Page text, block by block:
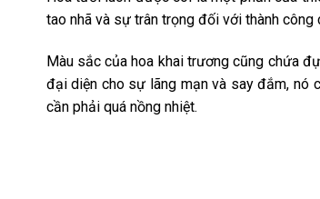
tao nhã và sự trân trọng đối với thành công
Màu sắc của hoa khai trương cũng chứa
đại diện cho sự lãng mạn và say đắm, nó
cần phải quá nồng nhiệt.